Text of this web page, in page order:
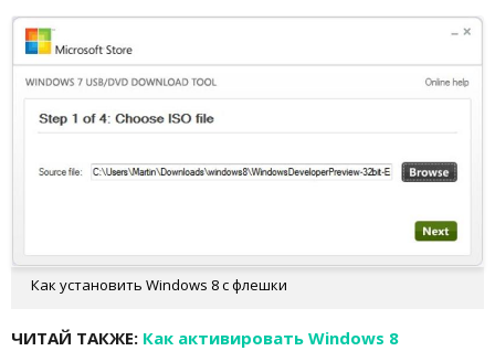
Как установить Windows 8 с флешки
ЧИТАЙ ТАКЖЕ: Как активировать Windows 8